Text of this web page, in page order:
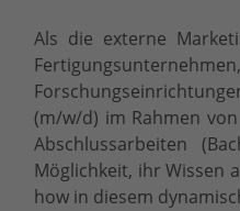
Als die externe
(m/w/d) im Rahmen
Abschlussarbeiten
Möglichkeit, ihr Wissen
how in diesem